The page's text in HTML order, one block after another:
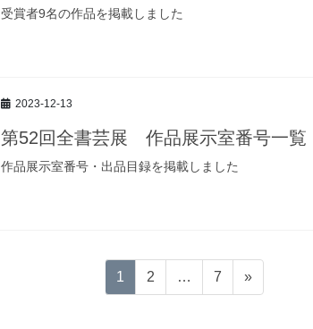
受賞者9名の作品を掲載しました
2023-12-13
第52回全書芸展 作品展示室番号一覧
作品展示室番号・出品目録を掲載しました
固
定
1
固
定
2 …
固
定
7 »